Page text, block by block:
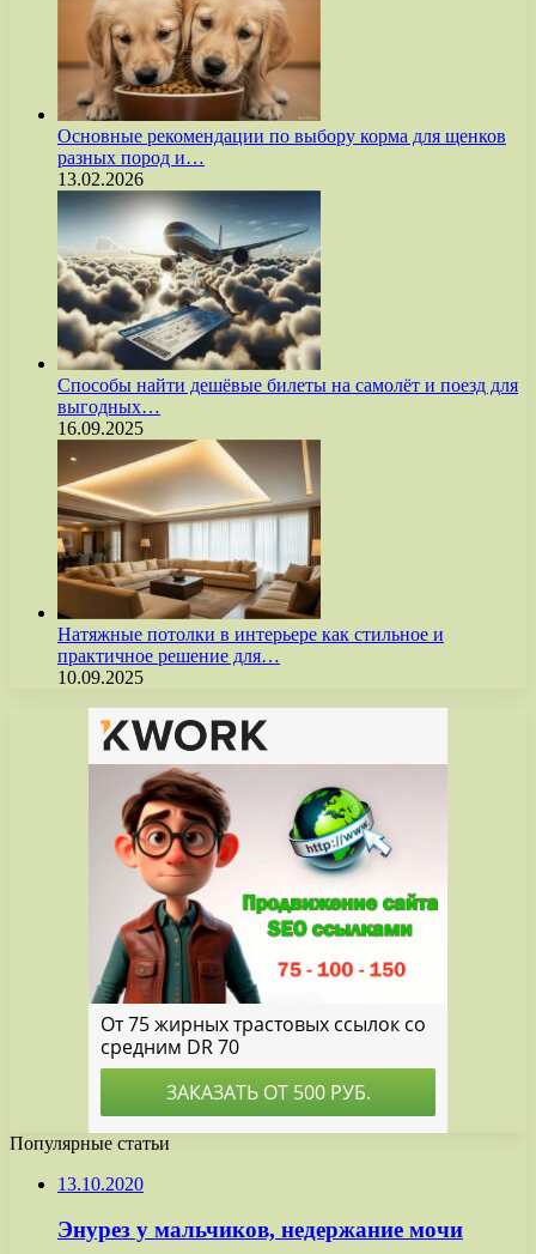
Основные рекомендации по выбору корма для щенков
разных пород и…
13.02.2026
Способы найти дешёвые билеты на самолёт и поезд для
выгодных…
16.09.2025
Натяжные потолки в интерьере как стильное и
практичное решение для…
10.09.2025
Популярные статьи
13.10.2020
Энурез у мальчиков, недержание мочи